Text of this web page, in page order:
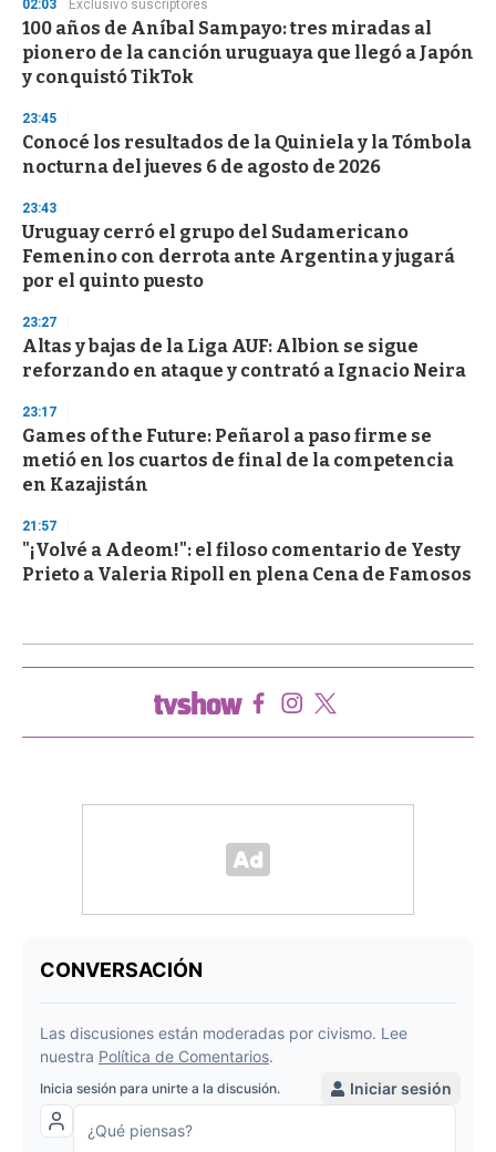
02:03 Exclusivo suscriptores
100 años de Aníbal Sampayo: tres miradas al
pionero de la canción uruguaya que llegó a Japón
y conquistó TikTok
23:45
Conocé los resultados de la Quiniela y la Tómbola
nocturna del jueves 6 de agosto de 2026
23:43
Uruguay cerró el grupo del Sudamericano
Femenino con derrota ante Argentina y jugará
por el quinto puesto
23:27
Altas y bajas de la Liga AUF: Albion se sigue
reforzando en ataque y contrató a Ignacio Neira
23:17
Games of the Future: Peñarol a paso firme se
metió en los cuartos de final de la competencia
en Kazajistán
21:57
"¡Volvé a Adeom!": el filoso comentario de Yesty
Prieto a Valeria Ripoll en plena Cena de Famosos